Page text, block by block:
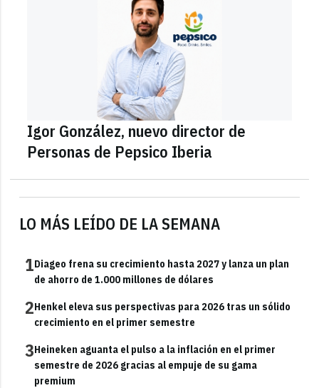
LO MÁS LEÍDO DE LA SEMANA
1Diageo frena su crecimiento hasta 2027 y lanza un plan
de ahorro de 1.000 millones de dólares
2Henkel eleva sus perspectivas para 2026 tras un sólido
crecimiento en el primer semestre
3Heineken aguanta el pulso a la inflación en el primer
semestre de 2026 gracias al empuje de su gama
premium
Igor González, nuevo director de
Personas de Pepsico Iberia